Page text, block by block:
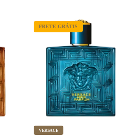
FRETE GRÁTIS
VERSACE